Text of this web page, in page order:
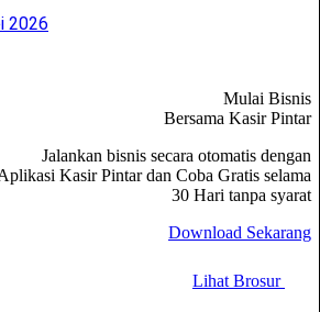
2026
Mulai Bisnis
Bersama Kasir Pintar
Jalankan bisnis secara otomatis dengan
Kasir Pintar dan Coba Gratis selama
30 Hari tanpa syarat
Download Sekarang
Lihat Brosur